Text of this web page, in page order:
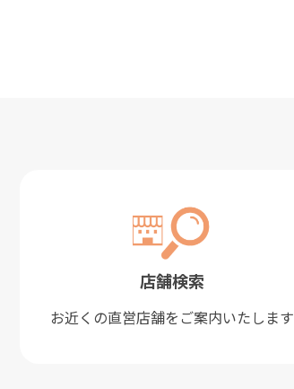
店舗検索
お近くの直営店舗をご案内いたします